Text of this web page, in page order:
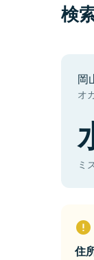
検
岡
オ
ミ
住